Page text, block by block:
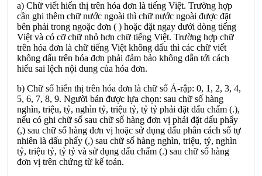
a) Chữ viết hiển thị trên hóa đơn là tiếng Việt. Trường hợp
cần ghi thêm chữ nước ngoài thì chữ nước ngoài được đặt
bên phải trong ngoặc đơn ( ) hoặc đặt ngay dưới dòng tiếng
Việt và có cỡ chữ nhỏ hơn chữ tiếng Việt. Trường hợp chữ
trên hóa đơn là chữ tiếng Việt không dấu thì các chữ viết
không dấu trên hóa đơn phải đảm bảo không dẫn tới cách
hiểu sai lệch nội dung của hóa đơn.
b) Chữ số hiển thị trên hóa đơn là chữ số Ả-rập: 0, 1, 2, 3, 4,
5, 6, 7, 8, 9. Người bán được lựa chọn: sau chữ số hàng
nghìn, triệu, tỷ, nghìn tỷ, triệu tỷ, tỷ tỷ phải đặt dấu chấm (.),
nếu có ghi chữ số sau chữ số hàng đơn vị phải đặt dấu phẩy
(,) sau chữ số hàng đơn vị hoặc sử dụng dấu phân cách số tự
nhiên là dấu phẩy (,) sau chữ số hàng nghìn, triệu, tỷ, nghìn
tỷ, triệu tỷ, tỷ tỷ và sử dụng dấu chấm (.) sau chữ số hàng
đơn vị trên chứng từ kế toán.